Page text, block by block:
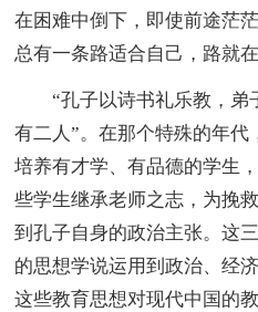
在困难中倒下，即使前途茫
总有一条路适合自己，路就
“孔子以诗书礼乐教，弟
有二人”。在那个特殊的年代
培养有才学、有品德的学生
些学生继承老师之志，为挽
到孔子自身的政治主张。这
的思想学说运用到政治、经
这些教育思想对现代中国的